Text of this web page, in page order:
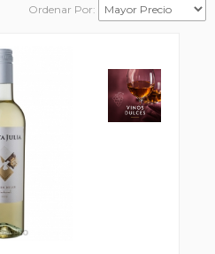
Ordenar Por: